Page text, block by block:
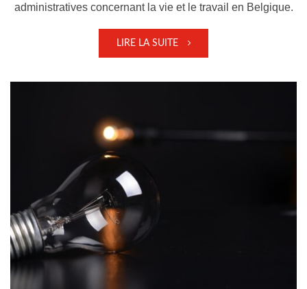
administratives concernant la vie et le travail en Belgique.
LIRE LA SUITE